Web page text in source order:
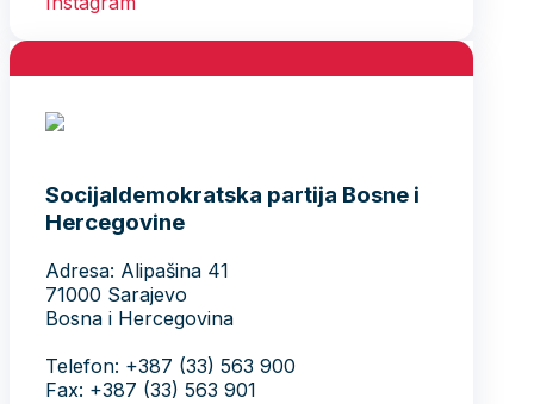
Socijaldemokratska partija Bosne i
Hercegovine
Adresa: Alipašina 41
71000 Sarajevo
Bosna i Hercegovina
Telefon: +387 (33) 563 900
Fax: +387 (33) 563 901